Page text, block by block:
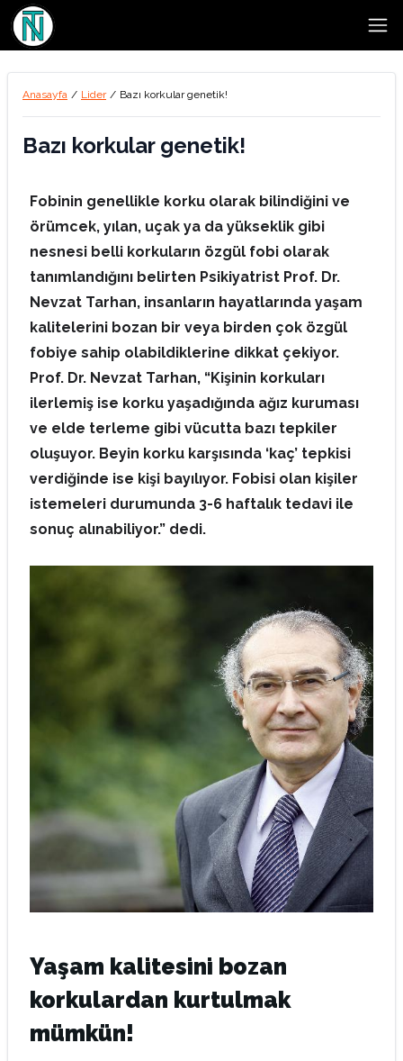
Anasayfa / Lider / Bazı korkular genetik!
Bazı korkular genetik!
Fobinin genellikle korku olarak bilindiğini ve
örümcek, yılan, uçak ya da yükseklik gibi
nesnesi belli korkuların özgül fobi olarak
tanımlandığını belirten Psikiyatrist Prof. Dr.
Nevzat Tarhan, insanların hayatlarında yaşam
kalitelerini bozan bir veya birden çok özgül
fobiye sahip olabildiklerine dikkat çekiyor.
Prof. Dr. Nevzat Tarhan, “Kişinin korkuları
ilerlemiş ise korku yaşadığında ağız kuruması
ve elde terleme gibi vücutta bazı tepkiler
oluşuyor. Beyin korku karşısında ‘kaç’ tepkisi
verdiğinde ise kişi bayılıyor. Fobisi olan kişiler
istemeleri durumunda 3-6 haftalık tedavi ile
sonuç alınabiliyor.” dedi.
Yaşam kalitesini bozan
korkulardan kurtulmak
mümkün!